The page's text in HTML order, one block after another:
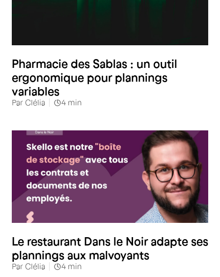
Pharmacie des Sablas : un outil
ergonomique pour plannings
variables
Par Clélia 4 min
Le restaurant Dans le Noir adapte ses
plannings aux malvoyants
Par Clélia 4 min